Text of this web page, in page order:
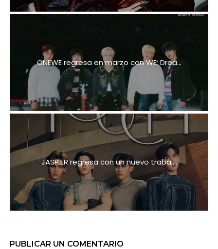
ONEWE regresa en marzo con WE: Drea...
JASP.ER regresa con un nuevo trabaj...
PUBLICAR UN COMENTARIO